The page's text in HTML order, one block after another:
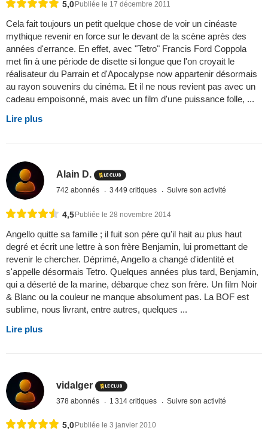
5,0Publiée le 17 décembre 2011
Cela fait toujours un petit quelque chose de voir un cinéaste
mythique revenir en force sur le devant de la scène après des
années d'errance. En effet, avec "Tetro" Francis Ford Coppola
met fin à une période de disette si longue que l'on croyait le
réalisateur du Parrain et d'Apocalypse now appartenir désormais
au rayon souvenirs du cinéma. Et il ne nous revient pas avec un
cadeau empoisonné, mais avec un film d'une puissance folle, ...
Lire plus
Alain D.
742 abonnés 3 449 critiques Suivre son activité
4,5 Publiée le 28 novembre 2014
Angello quitte sa famille ; il fuit son père qu'il hait au plus haut
degré et écrit une lettre à son frère Benjamin, lui promettant de
revenir le chercher. Déprimé, Angello a changé d'identité et
s'appelle désormais Tetro. Quelques années plus tard, Benjamin,
qui a déserté de la marine, débarque chez son frère. Un film Noir
& Blanc ou la couleur ne manque absolument pas. La BOF est
sublime, nous livrant, entre autres, quelques ...
Lire plus
vidalger
378 abonnés 1 314 critiques Suivre son activité
5,0 Publiée le 3 janvier 2010